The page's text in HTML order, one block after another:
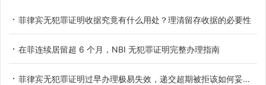
菲律宾无犯罪证明收据究竟有什么用处？理清留存收据的必要性
在菲连续居留超 6 个月，NBI 无犯罪证明完整办理指南
菲律宾无犯罪证明过早办理极易失效，递交超期被拒该如何妥善应对